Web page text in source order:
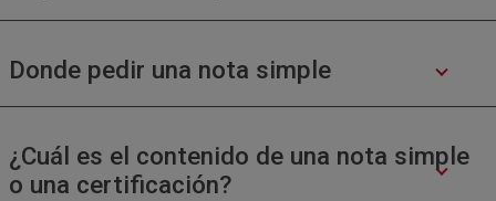
Donde pedir una nota simple
¿Cuál es el contenido de una nota simple
o una certificación?